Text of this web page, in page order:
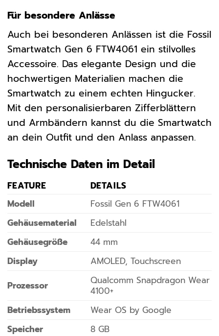
Für besondere Anlässe
Auch bei besonderen Anlässen ist die Fossil
Smartwatch Gen 6 FTW4061 ein stilvolles
Accessoire. Das elegante Design und die
hochwertigen Materialien machen die
Smartwatch zu einem echten Hingucker.
Mit den personalisierbaren Zifferblättern
und Armbändern kannst du die Smartwatch
an dein Outfit und den Anlass anpassen.
Technische Daten im Detail
FEATURE
DETAILS
Modell
Fossil Gen 6 FTW4061
Gehäusematerial
Edelstahl
Gehäusegröße
44 mm
Display
AMOLED, Touchscreen
Prozessor
Qualcomm Snapdragon Wear
4100+
Betriebssystem
Wear OS by Google
Speicher
8 GB